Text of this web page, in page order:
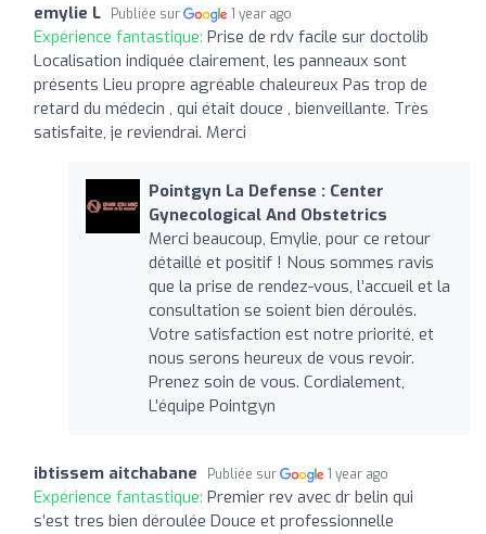
emylie L Publiée sur 1 year ago
Expérience fantastique: Prise de rdv facile sur doctolib
Localisation indiquée clairement, les panneaux sont
présents Lieu propre agréable chaleureux Pas trop de
retard du médecin , qui était douce , bienveillante. Très
satisfaite, je reviendrai. Merci
Pointgyn La Defense : Center
Gynecological And Obstetrics
Merci beaucoup, Emylie, pour ce retour
détaillé et positif ! Nous sommes ravis
que la prise de rendez-vous, l’accueil et la
consultation se soient bien déroulés.
Votre satisfaction est notre priorité, et
nous serons heureux de vous revoir.
Prenez soin de vous. Cordialement,
L’équipe Pointgyn
ibtissem aitchabane Publiée sur 1 year ago
Expérience fantastique: Premier rev avec dr belin qui
s’est tres bien déroulée Douce et professionnelle